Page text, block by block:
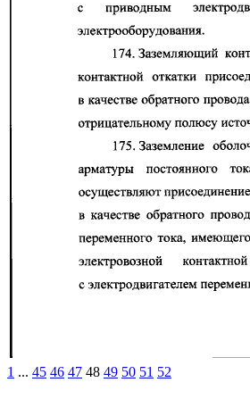
1 ... 45 46 47 48 49 50 51 52